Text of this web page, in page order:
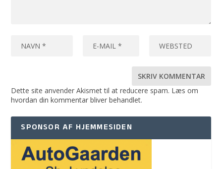
Dette site anvender Akismet til at reducere spam. Læs om
hvordan din kommentar bliver behandlet.
SPONSOR AF HJEMMESIDEN